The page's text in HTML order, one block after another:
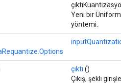
Yeni bir
yöntemi.
çıktı ()
Çıkış, şekli